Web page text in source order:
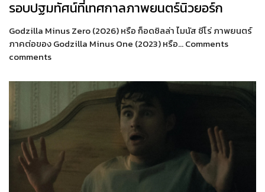
รอบปฐมทัศน์ที่เทศกาลภาพยนตร์นิวยอร์ก
Godzilla Minus Zero (2026) หรือ ก็อดซิลล่า ไมนัส ซีโร่ ภาพยนตร์
ภาคต่อของ Godzilla Minus One (2023) หรือ… Comments
comments